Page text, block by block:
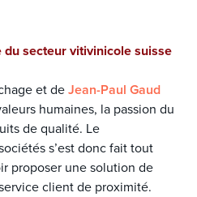
secteur vitivinicole suisse
et deJean-Paul Gaud
humaines, la passion du
de qualité. Le
s’est donc fait tout
proposer une solution de
client de proximité.